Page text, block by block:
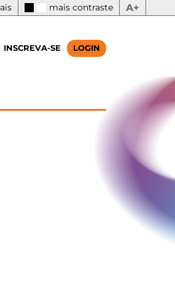
mais contraste A+
INSCREVA-SE LOGIN